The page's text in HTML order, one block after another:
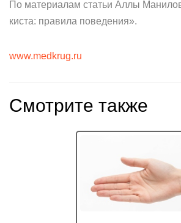
По материалам статьи Аллы
киста: правила поведения».
www.medkrug.ru
Смотрите также